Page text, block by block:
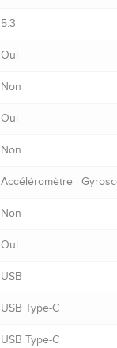
5.3
Oui
Non
Oui
Non
Accéléromètre |
Non
Oui
USB
USB Type-C
USB Type-C